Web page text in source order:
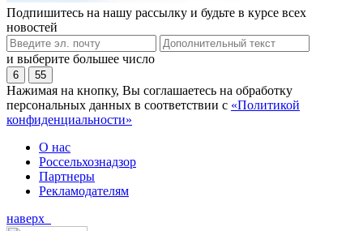
Подпишитесь на нашу рассылку и будьте в курсе всех
новостей
и выберите большее число
6 55
Нажимая на кнопку, Вы соглашаетесь на обработку
персональных данных в соответствии с «Политикой
конфиденциальности»
О нас
Россельхознадзор
Партнеры
Рекламодателям
наверх